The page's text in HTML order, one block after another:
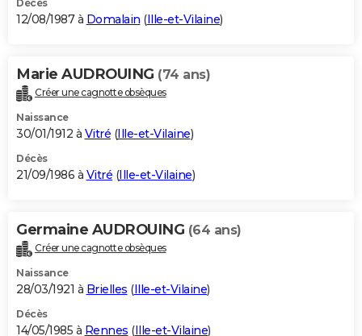
Décès
12/08/1987 à Domalain (Ille-et-Vilaine)
Marie AUDROUING (74 ans)
Créer une cagnotte obsèques
Naissance
30/01/1912 à Vitré (Ille-et-Vilaine)
Décès
21/09/1986 à Vitré (Ille-et-Vilaine)
Germaine AUDROUING (64 ans)
Créer une cagnotte obsèques
Naissance
28/03/1921 à Brielles (Ille-et-Vilaine)
Décès
14/05/1985 à Rennes (Ille-et-Vilaine)